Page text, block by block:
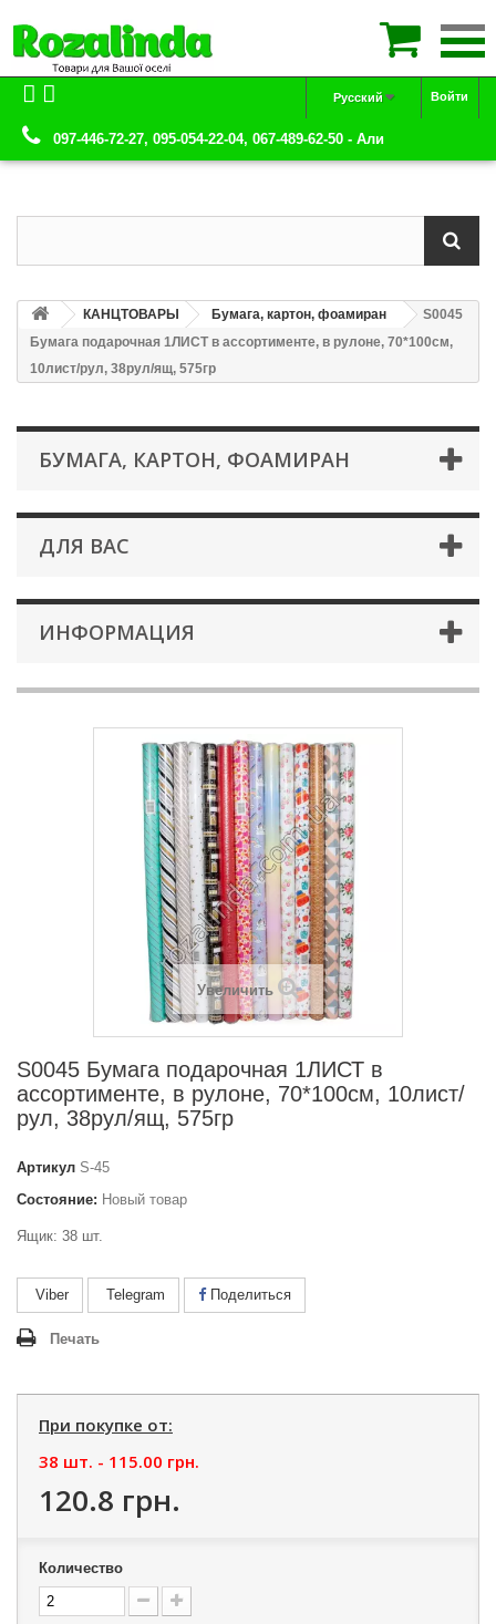
Войти
Русский
097-446-72-27, 095-054-22-04, 067-489-62-50 - Али
КАНЦТОВАРЫ Бумага, картон, фоамиран
S0045
Бумага подарочная 1ЛИСТ в ассортименте, в рулоне, 70*100см,
10лист/рул, 38рул/ящ, 575гр
БУМАГА, КАРТОН, ФОАМИРАН
ДЛЯ ВАС
ИНФОРМАЦИЯ
Увеличить
S0045 Бумага подарочная 1ЛИСТ в
ассортименте, в рулоне, 70*100см, 10лист/
рул, 38рул/ящ, 575гр
Артикул S-45
Состояние: Новый товар
Ящик: 38 шт.
Viber Telegram Поделиться
Печать
При покупке от:
38 шт. - 115.00 грн.
120.8 грн.
Количество
